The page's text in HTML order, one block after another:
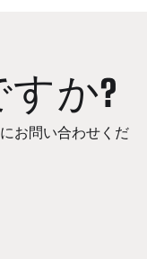
か?
お問い合わせくだ